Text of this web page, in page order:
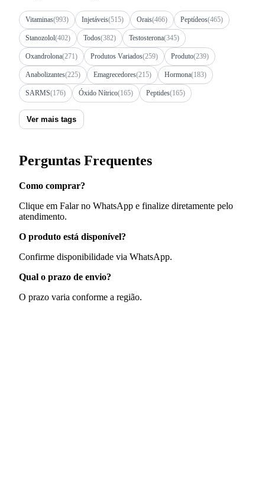
Vitaminas(993) Injetáveis(515) Orais(466) Peptídeos(465)
Stanozolol(402) Todos(382) Testosterona(345)
Oxandrolona(271) Produtos Variados(259) Produto(239)
Anabolizantes(225) Emagrecedores(215) Hormona(183)
SARMS(176) Óxido Nítrico(165) Peptides(165)
Ver mais tags
Perguntas Frequentes
Como comprar?
Clique em Falar no WhatsApp e finalize diretamente pelo
atendimento.
O produto está disponível?
Confirme disponibilidade via WhatsApp.
Qual o prazo de envio?
O prazo varia conforme a região.